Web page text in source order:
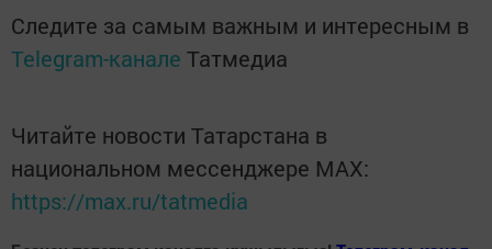
Следите за самым важным и интересным в
Telegram-канале Татмедиа
Читайте новости Татарстана в
национальном мессенджере MАХ:
https://max.ru/tatmedia